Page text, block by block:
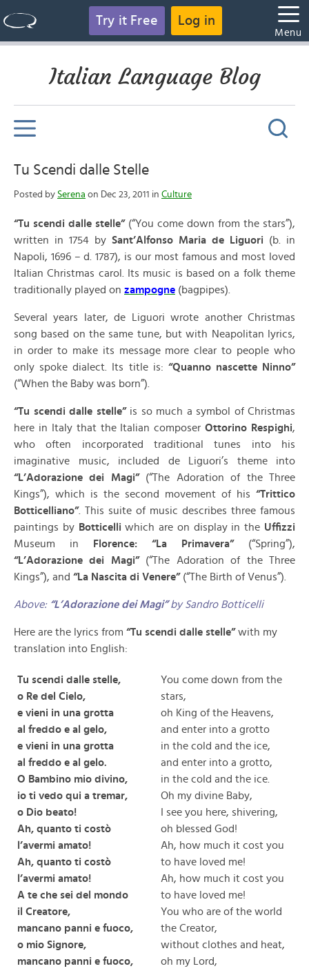
Try it Free Log in
Menu
Italian Language Blog
Tu Scendi dalle Stelle
Posted by Serena on Dec 23, 2011 in Culture
“Tu scendi dalle stelle” (“You come down from the stars”),
written in 1754 by Sant’Alfonso Maria de Liguori (b. in
Napoli, 1696 – d. 1787), is our most famous and most loved
Italian Christmas carol. Its music is based on a folk theme
traditionally played on zampogne (bagpipes).
Several years later, de Liguori wrote another Christmas
song based on the same tune, but with Neapolitan lyrics,
in order to make its message more clear to people who
only spoke dialect. Its title is: “Quanno nascette Ninno”
(“When the Baby was born”).
“Tu scendi dalle stelle” is so much a symbol of Christmas
here in Italy that the Italian composerOttorino Respighi,
who often incorporated traditional tunes into his
imaginative music, included de Liguori’s theme into
“L’Adorazione dei Magi” (“The Adoration of the Three
Kings”), which is the second movement of his “Trittico
Botticelliano”. This suite of music describes three famous
paintings by Botticelli which are on display in the Uffizzi
Museum in
Florence: “La Primavera” (“Spring”),
“L’Adorazione dei Magi” (“The Adoration of the Three
Kings”), and “La Nascita di Venere” (“The Birth of Venus”).
Above: “L’Adorazione dei Magi”by Sandro Botticelli
Here are the lyrics from “Tu scendi dalle stelle”with my
translation into English:
Tu scendi dalle stelle,
o Re del Cielo,
e vieni in una grotta
al freddo e al gelo,
e vieni in una grotta
al freddo e al gelo.
O Bambino mio divino,
io ti vedo qui a tremar,
o Dio beato!
Ah, quanto ti costò
l’avermi amato!
Ah, quanto ti costò
l’avermi amato!
A te che sei del mondo
il Creatore,
mancano panni e fuoco,
o mio Signore,
mancano panni e fuoco,
You come down from the
stars,
oh King of the Heavens,
and enter into a grotto
in the cold and the ice,
and enter into a grotto,
in the cold and the ice.
Oh my divine Baby,
I see you here, shivering,
oh blessed God!
Ah, how much it cost you
to have loved me!
Ah, how much it cost you
to have loved me!
You who are of the world
the Creator,
without clothes and heat,
oh my Lord,